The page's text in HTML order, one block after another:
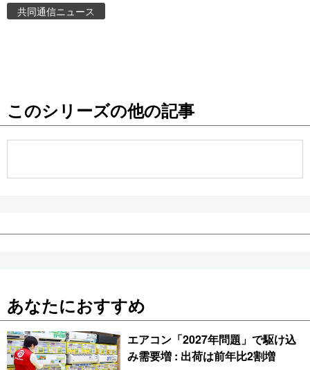
People
共同通信ニュース
このシリーズの他の記事
あなたにおすすめ
エアコン「2027年問題」で駆け込
み需要増 : 出荷は前年比2割増